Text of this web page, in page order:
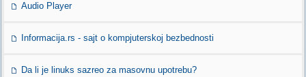
Audio Player
Informacija.rs - sajt o kompjuterskoj bezbednosti
Da li je linuks sazreo za masovnu upotrebu?